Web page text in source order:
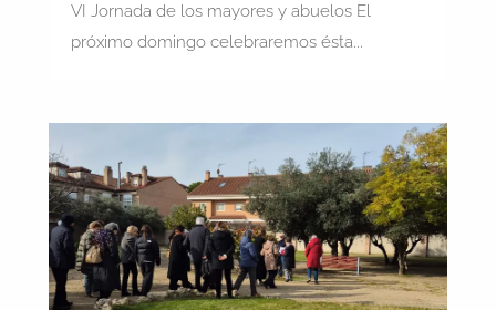
VI Jornada de los mayores y abuelos El
próximo domingo celebraremos ésta...